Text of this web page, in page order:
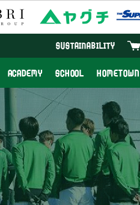
SUSTAINABILITY
ACADEMY SCHOOL HOMETOWN